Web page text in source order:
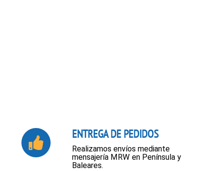
ENTREGA DE PEDIDOS
Realizamos envíos mediante
mensajería MRW en Península y
Baleares.